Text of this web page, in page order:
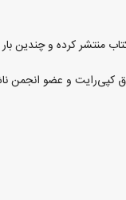
کپی‌رایت و عضو انجمن